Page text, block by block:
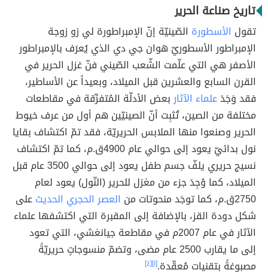
تاريخ صناعة الحرير
تقول الأسطورة الصّينيّة إنّ الإمبراطورة لي زو زوجة
الإمبراطور الأسطوريّ هوان جي دي الذي يُعرَف بالإمبراطور
الأصفر هي التي علّمت الشّعب الصّيني فنّ غزل الحرير في
القرن السابع والعشرين قبل الميلاد، وبعيداََ عن الأساطير،
فقد وَجَدَعلماء الآثاربعض الأدلّة المُتفرِّقة في مقاطعات
مختلفة من الصين، تُثبِت أنّ الصينيّين هم أول من عرف خيوط
الحرير وصنعوا منها الملابس الحريريّة، فقد تمّ اكتشاف بقايا
نول بدائيّ يعود إلى حوالي عام 4900ق.م، كما تمّ اكتشاف
نسيج حريري يلفّ جسم طفل يعود إلى حوالي 3500 عام قبل
الميلاد، كما وُجِدَ جزء من مغزل للحرير (النّول) يعود لعام
2750ق.م، كما توجَد منحوتات من
العصر الحجري الحديثعلى
شكل دودة القز، بالإضافة إلى المقبرة التي اكتشفها علماء
الآثار في عام 2007م في مقاطعة جيانغشي، التي تعود
إلى ما يقارب 2500 عام مضى، وتضمّ منسوجاتٍ حريريّةً
مصبوغةً بتقنيات مُعقّدة.[١] [٤]